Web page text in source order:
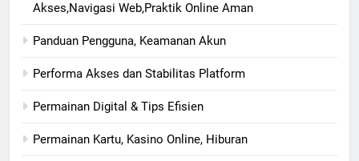
Akses,Navigasi Web,Praktik Online Aman
Panduan Pengguna, Keamanan Akun
Performa Akses dan Stabilitas Platform
Permainan Digital & Tips Efisien
Permainan Kartu, Kasino Online, Hiburan